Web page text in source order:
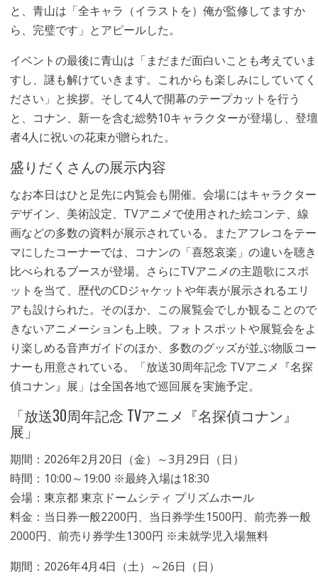
と、青山は「全キャラ（イラストを）俺が監修してますか
ら、完璧です」とアピールした。
イベントの最後に青山は「まだまだ面白いことも考えていま
すし、謎も解けていきます。これからも楽しみにしていてく
ださい」と挨拶。そして4人で開幕のテープカットを行う
と、コナン、新一を含む総勢10キャラクターが登場し、登壇
者4人に祝いの花束が贈られた。
盛りだくさんの展示内容
なお本日はひと足先に内覧会も開催。会場にはキャラクター
デザイン、美術設定、TVアニメで使用された絵コンテ、線
画などの多数の資料が展示されている。またアフレコをテー
マにしたコーナーでは、コナンの「喜怒哀楽」の違いを聴き
比べられるブースが登場。さらにTVアニメの主題歌にスポ
ットを当て、歴代のCDジャケットや年表が展示されるエリ
アも設けられた。そのほか、この展覧会でしか観ることので
きないアニメーションも上映。フォトスポットや展覧会をよ
り楽しめる音声ガイドのほか、多数のグッズが並ぶ物販コー
ナーも用意されている。「放送30周年記念 TVアニメ『名探
偵コナン』展」は全国各地で巡回展を実施予定。
「放送30周年記念 TVアニメ『名探偵コナン』
展」
期間：2026年2月20日（金）～3月29日（日）
時間：10:00～19:00 ※最終入場は18:30
会場：東京都 東京ドームシティ プリズムホール
料金：当日券一般2200円、当日券学生1500円、前売券一般
2000円、前売り券学生1300円 ※未就学児入場無料
期間：2026年4月4日（土）～26日（日）